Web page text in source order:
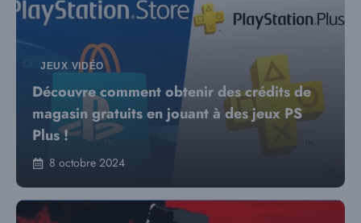
JEUX VIDÉO
Découvre comment obtenir des crédits de
magasin gratuits en jouant à des jeux PS
Plus !
8 octobre 2024